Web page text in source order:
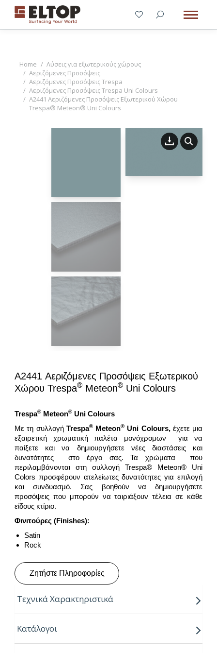
You are here:
Home
Λύσεις για εξωτερικούς χώρους
Αεριζόμενες Προσόψεις
Αεριζόμενες Προσόψεις Trespa
Αεριζόμενες Προσόψεις Trespa Uni Colours
A2441 Αεριζόμενες Προσόψεις Εξωτερικού Χώρου
Trespa® Meteon® Uni Colours
A2441 Αεριζόμενες Προσόψεις Εξωτερικού
Χώρου Trespa® Meteon® Uni Colours
Trespa® Meteon® Uni Colours
Με τη συλλογή Trespa®Meteon® Uni Colours,έχετε μια
εξαιρετική χρωματική παλέτα μονόχρομων για να
παίξετε και να δημιουργήσετε νέες διαστάσεις και
δυνατότητες στο έργο σας. Τα χρώματα που
περιλαμβάνονται στη συλλογή Trespa® Meteon® Uni
Colors προσφέρουν ατελείωτες δυνατότητες για επιλογή
και συνδυασμό. Σας βοηθούν να δημιουργήσετε
προσόψεις που μπορούν να ταιριάξουν τέλεια σε κάθε
είδους κτίριο.
Φινιτούρες (Finishes):
Satin
Rock
Ζητήστε Πληροφορίες
Τεχνικά Χαρακτηριστικά
Πάχη:
6mm
Κατάλογοι